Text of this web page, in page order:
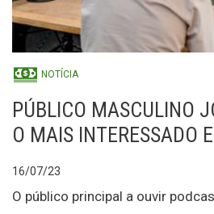
NOTÍCIA
PÚBLICO MASCULINO
O MAIS INTERESSADO
16/07/23
O público principal a ouvir